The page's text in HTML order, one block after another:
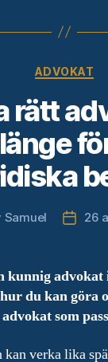
ADVOKAT
rätt
Samuel 26
kunnig advokat
du kan göra
som
verka lika